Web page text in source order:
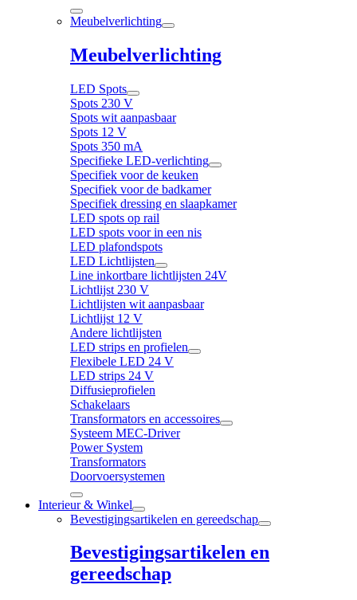
Meubelverlichting
Meubelverlichting
LED Spots
Spots 230 V
Spots wit aanpasbaar
Spots 12 V
Spots 350 mA
Specifieke LED-verlichting
Specifiek voor de keuken
Specifiek voor de badkamer
Specifiek dressing en slaapkamer
LED spots op rail
LED spots voor in een nis
LED plafondspots
LED Lichtlijsten
Line inkortbare lichtlijsten 24V
Lichtlijst 230 V
Lichtlijsten wit aanpasbaar
Lichtlijst 12 V
Andere lichtlijsten
LED strips en profielen
Flexibele LED 24 V
LED strips 24 V
Diffusieprofielen
Schakelaars
Transformators en accessoires
Systeem MEC-Driver
Power System
Transformators
Doorvoersystemen
Interieur & Winkel
Bevestigingsartikelen en gereedschap
Bevestigingsartikelen en
gereedschap